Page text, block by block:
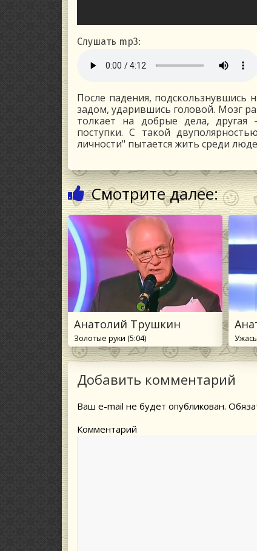
Слушать mp3:
После падения, подскользнувшись
задом, ударившись головой. Мозг
толкает на добрые дела, другая
поступки. С такой
личности" пытается жить среди
Смотрите далее:
Анатолий Трушкин
Золотые руки (5:04)
Добавить комментарий
Ваш e-mail не будет опубликован.
Комментарий